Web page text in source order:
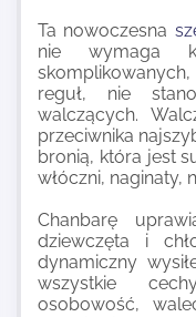
Ta nowoczesna
nie wymaga
reguł, nie
walczących.
przeciwnika
bronią, która jest
włóczni, naginaty,
Chanbarę
dziewczęta i
dynamiczny
wszystkie
osobowość,